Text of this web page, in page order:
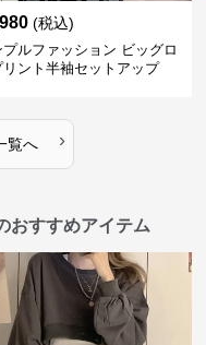
(税込)
プルファッション ビッグロ
リント半袖セットアップ
覧へ ›
おすすめアイテム